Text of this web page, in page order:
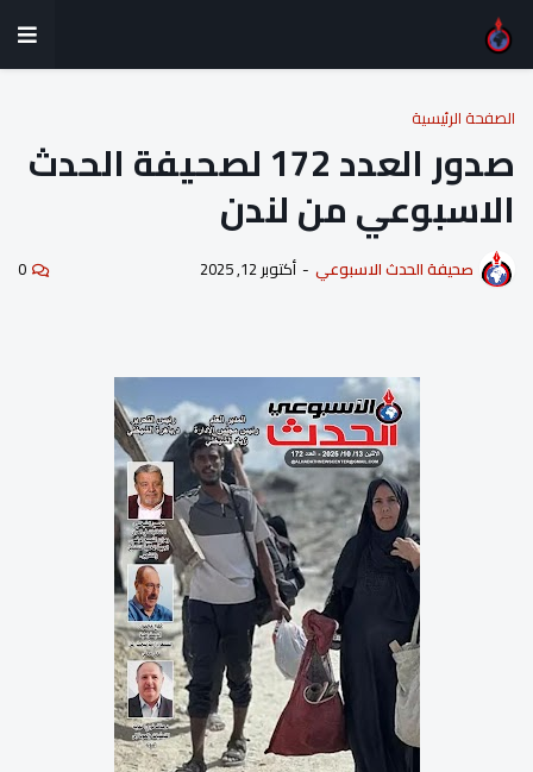
الصفحة الرئيسية
صدور العدد 172 لصحيفة الحدث
الاسبوعي من لندن
صحيفة الحدث الاسبوعي - أكتوبر 12, 2025 0